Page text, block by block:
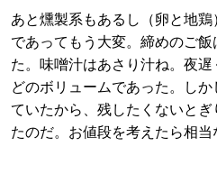
あと燻製系もあるし（卵と地
であってもう大変。締めのご
た。味噌汁はあさり汁ね。夜
どのボリュームであった。し
ていたから、残したくないと
たのだ。お値段を考えたら相当